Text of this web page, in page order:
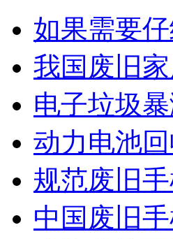
如果需要
我国废旧
电子垃圾
动力电池
规范废旧
中国废旧